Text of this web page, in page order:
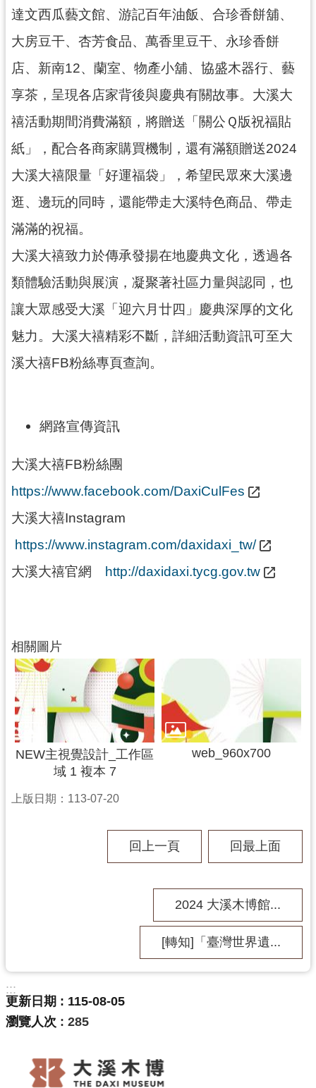
達文西瓜藝文館、游記百年油飯、合珍香餅舖、
大房豆干、杏芳食品、萬香里豆干、永珍香餅
店、新南12、蘭室、物產小舖、協盛木器行、藝
享茶，呈現各店家背後與慶典有關故事。大溪大
禧活動期間消費滿額，將贈送「關公Ｑ版祝福貼
紙」，配合各商家購買機制，還有滿額贈送2024
大溪大禧限量「好運福袋」，希望民眾來大溪邊
逛、邊玩的同時，還能帶走大溪特色商品、帶走
滿滿的祝福。
大溪大禧致力於傳承發揚在地慶典文化，透過各
類體驗活動與展演，凝聚著社區力量與認同，也
讓大眾感受大溪「迎六月廿四」慶典深厚的文化
魅力。大溪大禧精彩不斷，詳細活動資訊可至大
溪大禧FB粉絲專頁查詢。
網路宣傳資訊
大溪大禧FB粉絲團
https://www.facebook.com/DaxiCulFes
大溪大禧Instagram
https://www.instagram.com/daxidaxi_tw/
大溪大禧官網 http://daxidaxi.tycg.gov.tw
相關圖片
NEW主視覺設計_工作區
域 1 複本 7
web_960x700
上版日期：113-07-20
回上一頁 回最上面
2024 大溪木博館...
[轉知]「臺灣世界遺...
:::
更新日期
115-08-05
瀏覽人次
285